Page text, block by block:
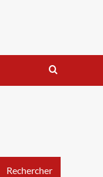
Rechercher